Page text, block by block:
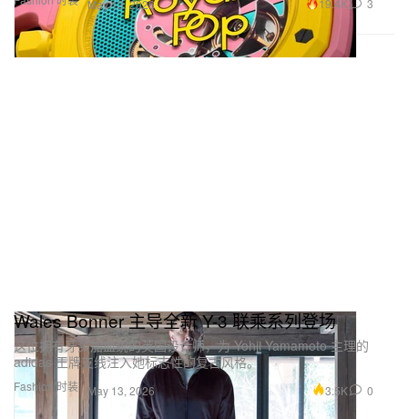
May 13, 2026 19.4K 3
Fashion 时装
Wales Bonner 主导全新 Y-3 联乘系列登场
这位拥有牙买加血统的英国设计师，为 Yohji Yamamoto 主理的
adidas 王牌支线注入她标志性的复古风格。
May 13, 2026 3.5K 0